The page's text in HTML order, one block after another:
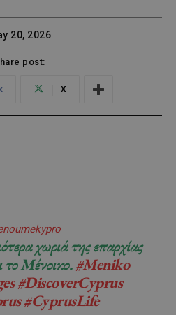
20, 2026
post:
X
χωριά της επαρχίας
το Μένοικο.#Meniko
#DiscoverCyprus
#CyprusLife